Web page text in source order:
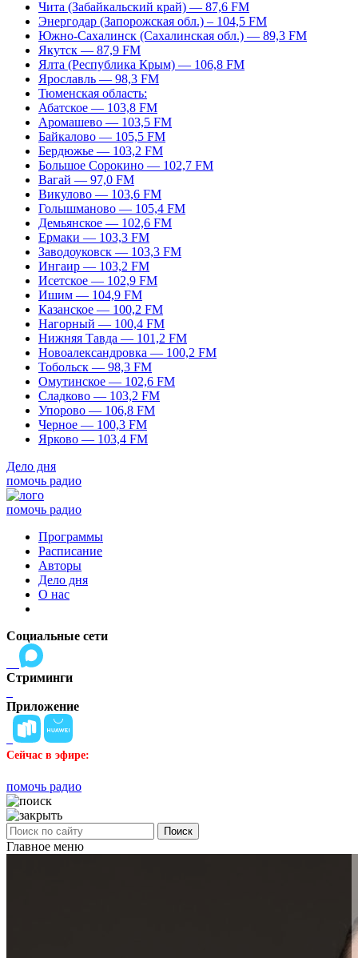
Чита (Забайкальский край) — 87,6 FM
Энергодар (Запорожская обл.) – 104,5 FM
Южно-Сахалинск (Сахалинская обл.) — 89,3 FM
Якутск — 87,9 FM
Ялта (Республика Крым) — 106,8 FM
Ярославль — 98,3 FM
Тюменская область:
Абатское — 103,8 FM
Аромашево — 103,5 FM
Байкалово — 105,5 FM
Бердюжье — 103,2 FM
Большое Сорокино — 102,7 FM
Вагай — 97,0 FM
Викулово — 103,6 FM
Голышманово — 105,4 FM
Демьянское — 102,6 FM
Ермаки — 103,3 FM
Заводоуковск — 103,3 FM
Ингаир — 103,2 FM
Исетское — 102,9 FM
Ишим — 104,9 FM
Казанское — 100,2 FM
Нагорный — 100,4 FM
Нижняя Тавда — 101,2 FM
Новоалександровка — 100,2 FM
Тобольск — 98,3 FM
Омутинское — 102,6 FM
Сладково — 103,2 FM
Упорово — 106,8 FM
Черное — 100,3 FM
Ярково — 103,4 FM
Дело дня
помочь радио
помочь радио
Программы
Расписание
Авторы
Дело дня
О нас
Социальные сети
Стриминги
Приложение
Сейчас в эфире:
помочь радио
Поиск
Главное меню